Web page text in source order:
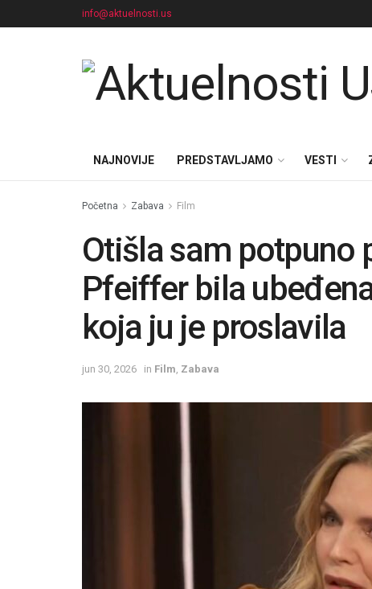
info@aktuelnosti.us
NAJNOVIJE PREDSTAVLJAMO VESTI
Početna Zabava Film
Otišla sam potpuno
Pfeiffer bila
koja ju je proslavila
jun 30, 2026 in Film Zabava